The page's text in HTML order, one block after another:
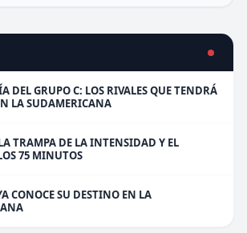
DEL GRUPO C: LOS RIVALES QUE TENDRÁ
LA SUDAMERICANA
TRAMPA DE LA INTENSIDAD Y EL
75 MINUTOS
CONOCE SU DESTINO EN LA